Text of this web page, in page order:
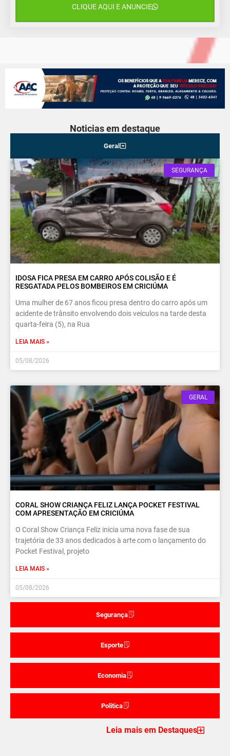
CLIQUE AQUI E ANUNCIE
Noticias em destaque
Geral
Segurança
Esporte
Economia
Politica
SEGURANÇA
IDOSA FICA PRESA EM CARRO APÓS COLISÃO E É
RESGATADA PELOS BOMBEIROS EM CRICIÚMA
Uma mulher de 67 anos ficou presa dentro do carro após um
acidente de trânsito envolvendo dois veículos na tarde desta
quarta-feira (5), na Rua
LEIA MAIS »
05/08/2026
GERAL
CORAL SHOW CRIANÇA FELIZ LANÇA POCKET FESTIVAL
COM APRESENTAÇÃO EM CRICIÚMA
O Coral Show Criança Feliz inicia uma nova fase de sua
trajetória de 33 anos dedicados à arte com o lançamento do
Pocket Festival, projeto
LEIA MAIS »
05/08/2026
Leia mais em Destaques